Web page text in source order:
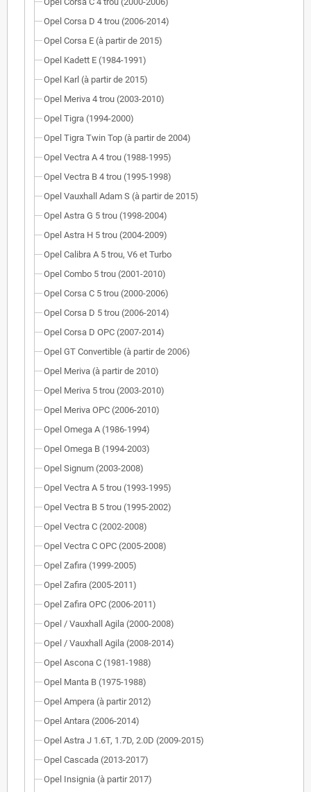
Opel Corsa D 4 trou (2006-2014)
Opel Corsa E (à partir de 2015)
Opel Kadett E (1984-1991)
Opel Karl (à partir de 2015)
Opel Meriva 4 trou (2003-2010)
Opel Tigra (1994-2000)
Opel Tigra Twin Top (à partir de 2004)
Opel Vectra A 4 trou (1988-1995)
Opel Vectra B 4 trou (1995-1998)
Opel Vauxhall Adam S (à partir de 2015)
Opel Astra G 5 trou (1998-2004)
Opel Astra H 5 trou (2004-2009)
Opel Calibra A 5 trou, V6 et Turbo
Opel Combo 5 trou (2001-2010)
Opel Corsa C 5 trou (2000-2006)
Opel Corsa D 5 trou (2006-2014)
Opel Corsa D OPC (2007-2014)
Opel GT Convertible (à partir de 2006)
Opel Meriva (à partir de 2010)
Opel Meriva 5 trou (2003-2010)
Opel Meriva OPC (2006-2010)
Opel Omega A (1986-1994)
Opel Omega B (1994-2003)
Opel Signum (2003-2008)
Opel Vectra A 5 trou (1993-1995)
Opel Vectra B 5 trou (1995-2002)
Opel Vectra C (2002-2008)
Opel Vectra C OPC (2005-2008)
Opel Zafira (1999-2005)
Opel Zafira (2005-2011)
Opel Zafira OPC (2006-2011)
Opel / Vauxhall Agila (2000-2008)
Opel / Vauxhall Agila (2008-2014)
Opel Ascona C (1981-1988)
Opel Manta B (1975-1988)
Opel Ampera (à partir 2012)
Opel Antara (2006-2014)
Opel Astra J 1.6T, 1.7D, 2.0D (2009-2015)
Opel Cascada (2013-2017)
Opel Insignia (à partir 2017)